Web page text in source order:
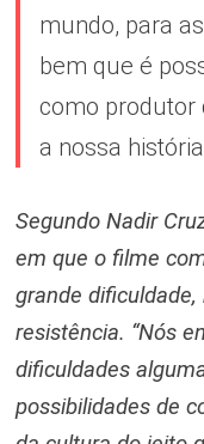
mundo, para
bem que é
como produtor
a nossa
Segundo Nadir
em que o filme
grande
resistência. “Nós
dificuldades
possibilidades de